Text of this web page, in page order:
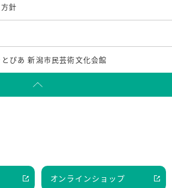
オンラインショップ
針
ぴあ 新潟市民芸術文化会館